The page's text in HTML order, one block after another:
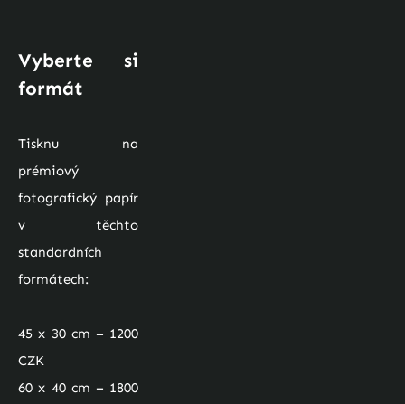
Vyberte si
formát
Tisknu na
prémiový
fotografický papír
v těchto
standardních
formátech:
45 x 30 cm – 1200
CZK
60 x 40 cm – 1800